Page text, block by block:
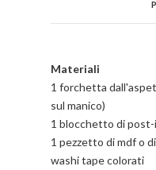
Materiali
1 forchetta
sul manico)
1 blocchetto di
1 pezzetto di mdf o
washi tape colorati